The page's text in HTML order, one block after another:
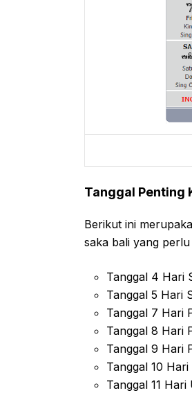
Tanggal Penting
Berikut ini
saka bali yang
Tanggal 4 Hari
Tanggal 5 Hari
Tanggal 7 Hari
Tanggal 8 Hari
Tanggal 9 Hari
Tanggal 10
Tanggal 11